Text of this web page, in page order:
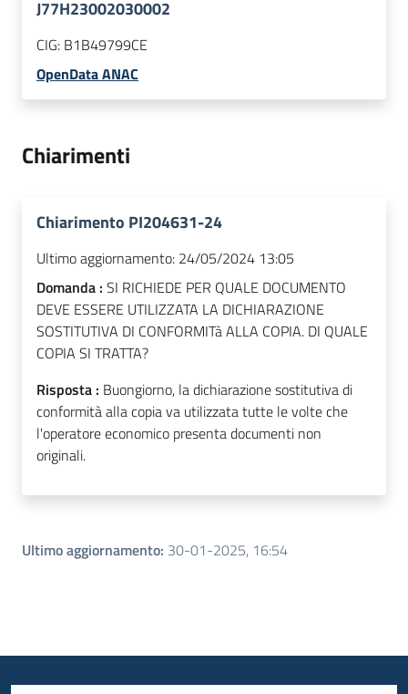
J77H23002030002
CIG: B1B49799CE
OpenData ANAC
Chiarimenti
Chiarimento PI204631-24
Ultimo aggiornamento: 24/05/2024 13:05
Domanda : SI RICHIEDE PER QUALE DOCUMENTO
DEVE ESSERE UTILIZZATA LA DICHIARAZIONE
SOSTITUTIVA DI CONFORMITà ALLA COPIA. DI QUALE
COPIA SI TRATTA?
Risposta : Buongiorno, la dichiarazione sostitutiva di
conformità alla copia va utilizzata tutte le volte che
l'operatore economico presenta documenti non
originali.
Ultimo aggiornamento: 30-01-2025, 16:54